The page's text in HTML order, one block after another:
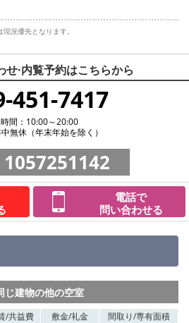
況優先となります。
せ·内覧予約はこちらから
451-7417
間：10:00～20:00
無休（年末年始を除く）
1057251142
電話で
問い合わせる
じ建物の他の空室
/共益費 敷金/礼金 間取り/専有面積